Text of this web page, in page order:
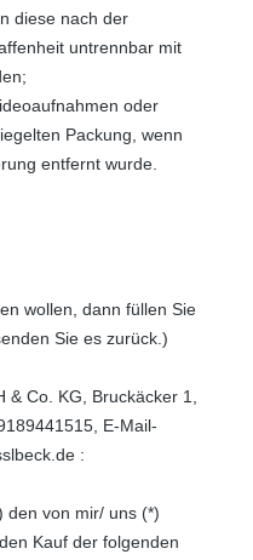
diese nach der
untrennbar mit
oder
Packung, wenn
entfernt wurde.
wollen, dann füllen Sie
Sie es zurück.)
Co. KG, Bruckäcker 1,
E-Mail-
:
den von mir/ uns (*)
Kauf der folgenden